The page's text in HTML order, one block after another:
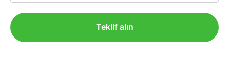
Teklif alın